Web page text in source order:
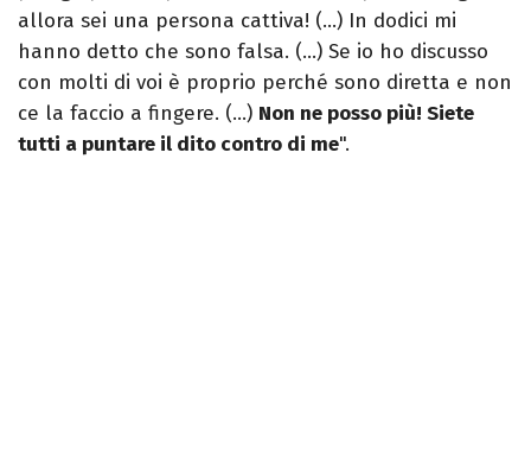
allora sei una persona cattiva! (…) In dodici mi
hanno detto che sono falsa. (…) Se io ho discusso
con molti di voi è proprio perché sono diretta e non
ce la faccio a fingere. (…) Non ne posso più! Siete
tutti a puntare il dito contro di me".